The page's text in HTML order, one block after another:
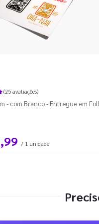
(25 avaliações)
- com Branco - Entregue em
/ 1 unidade